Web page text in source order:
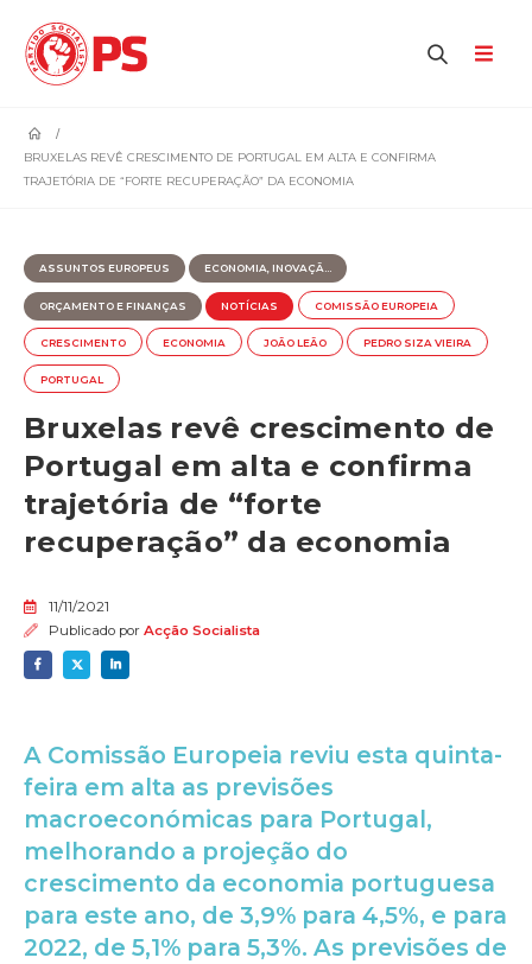
BRUXELAS REVÊ CRESCIMENTO DE PORTUGAL EM ALTA E CONFIRMA
TRAJETÓRIA DE “FORTE RECUPERAÇÃO” DA ECONOMIA
ASSUNTOS EUROPEUS ECONOMIA, INOVAÇÃ...
ORÇAMENTO E FINANÇAS NOTÍCIAS COMISSÃO EUROPEIA
CRESCIMENTO ECONOMIA JOÃO LEÃO PEDRO SIZA VIEIRA
PORTUGAL
Bruxelas revê crescimento de
Portugal em alta e confirma
trajetória de “forte
recuperação” da economia
11/11/2021
Publicado por Acção Socialista
A Comissão Europeia reviu esta quinta-
feira em alta as previsões
macroeconómicas para Portugal,
melhorando a projeção do
crescimento da economia portuguesa
para este ano, de 3,9% para 4,5%, e para
2022, de 5,1% para 5,3%. As previsões de